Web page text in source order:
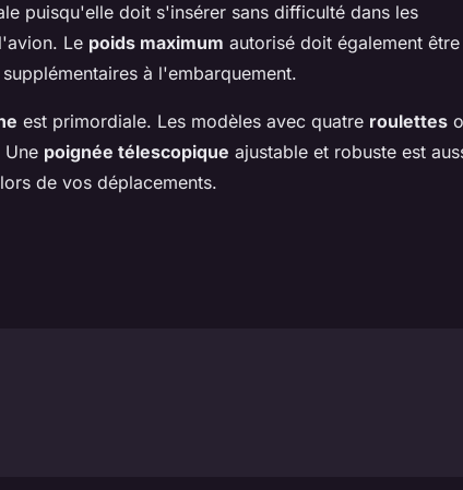
puisqu'elle doit s'insérer sans difficulté dans les
Le poids maximum autorisé doit également être
à l'embarquement.
est primordiale. Les modèles avec quatre roulettes
poignée télescopique ajustable et robuste est
de vos déplacements.